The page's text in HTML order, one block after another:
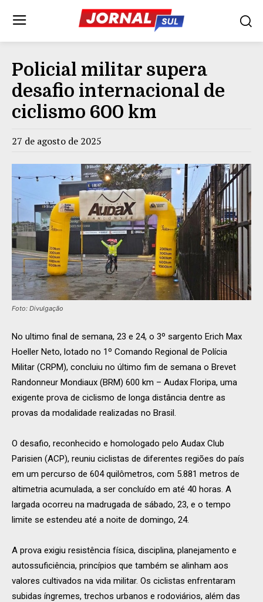
Policial militar supera
desafio internacional de
ciclismo 600 km
27 de agosto de 2025
Foto: Divulgação
No ultimo final de semana, 23 e 24, o 3º sargento Erich Max
Hoeller Neto, lotado no 1º Comando Regional de Polícia
Militar (CRPM), concluiu no último fim de semana o Brevet
Randonneur Mondiaux (BRM) 600 km – Audax Floripa, uma
exigente prova de ciclismo de longa distância dentre as
provas da modalidade realizadas no Brasil.
O desafio, reconhecido e homologado pelo Audax Club
Parisien (ACP), reuniu ciclistas de diferentes regiões do país
em um percurso de 604 quilômetros, com 5.881 metros de
altimetria acumulada, a ser concluído em até 40 horas. A
largada ocorreu na madrugada de sábado, 23, e o tempo
limite se estendeu até a noite de domingo, 24.
A prova exigiu resistência física, disciplina, planejamento e
autossuficiência, princípios que também se alinham aos
valores cultivados na vida militar. Os ciclistas enfrentaram
subidas íngremes, trechos urbanos e rodoviários, além das